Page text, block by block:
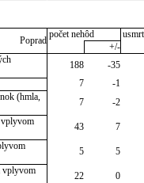
Poprad
počet nehôd
+/-
188
-35
7
-1
(hmla,
7
-2
43
7
5
5
vplyvom
22
0